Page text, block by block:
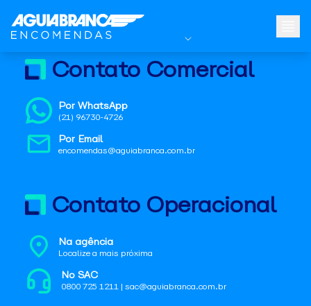
Contato Comercial
Por WhatsApp
(21) 96730-4726
Por Email
encomendas@aguiabranca.com.br
Contato Operacional
Na agência
Localize a mais próxima
No SAC
0800 725 1211 | sac@aguiabranca.com.br